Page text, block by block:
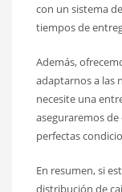
con un sistema
tiempos de
Además,
adaptarnos a las
necesite una
aseguraremos de
perfectas
En resumen, si
distribución de